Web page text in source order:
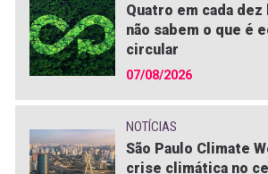
Quatro em cada
não sabem o que é
circular
07/08/2026
NOTÍCIAS
São Paulo Climate
crise climática no